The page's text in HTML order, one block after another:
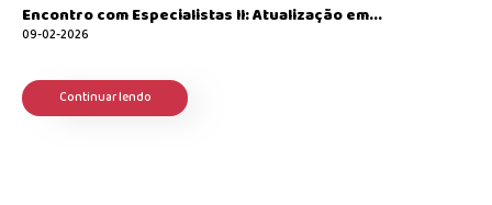
Encontro com Especialistas II: Atualização em...
09-02-2026
Continuar lendo